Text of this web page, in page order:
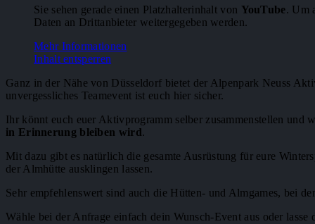
Sie sehen gerade einen Platzhalterinhalt von YouTube. Um
Daten an Drittanbieter weitergegeben werden.
Mehr Informationen
Inhalt entsperren
Ganz in der Nähe von Düsseldorf bietet der Alpenpark Neuss
unvergessliches Teamevent ist euch hier sicher.
Ihr könnt euch euer Aktivprogramm selber zusammenstellen und
in Erinnerung bleiben wird.
Mit dazu gibt es natürlich die gesamte Ausrüstung für eure
der Almhütte ausklingen lassen.
Sehr empfehlenswert sind auch die Hütten- und Almgames, bei
Wähle bei der Anfrage einfach dein Wunsch-Event aus oder lasse